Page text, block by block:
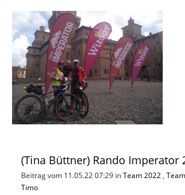
(Tina Büttner) Rando Imperator
Beitrag vom 11.05.22 07:29 inTeam 2022
Timo